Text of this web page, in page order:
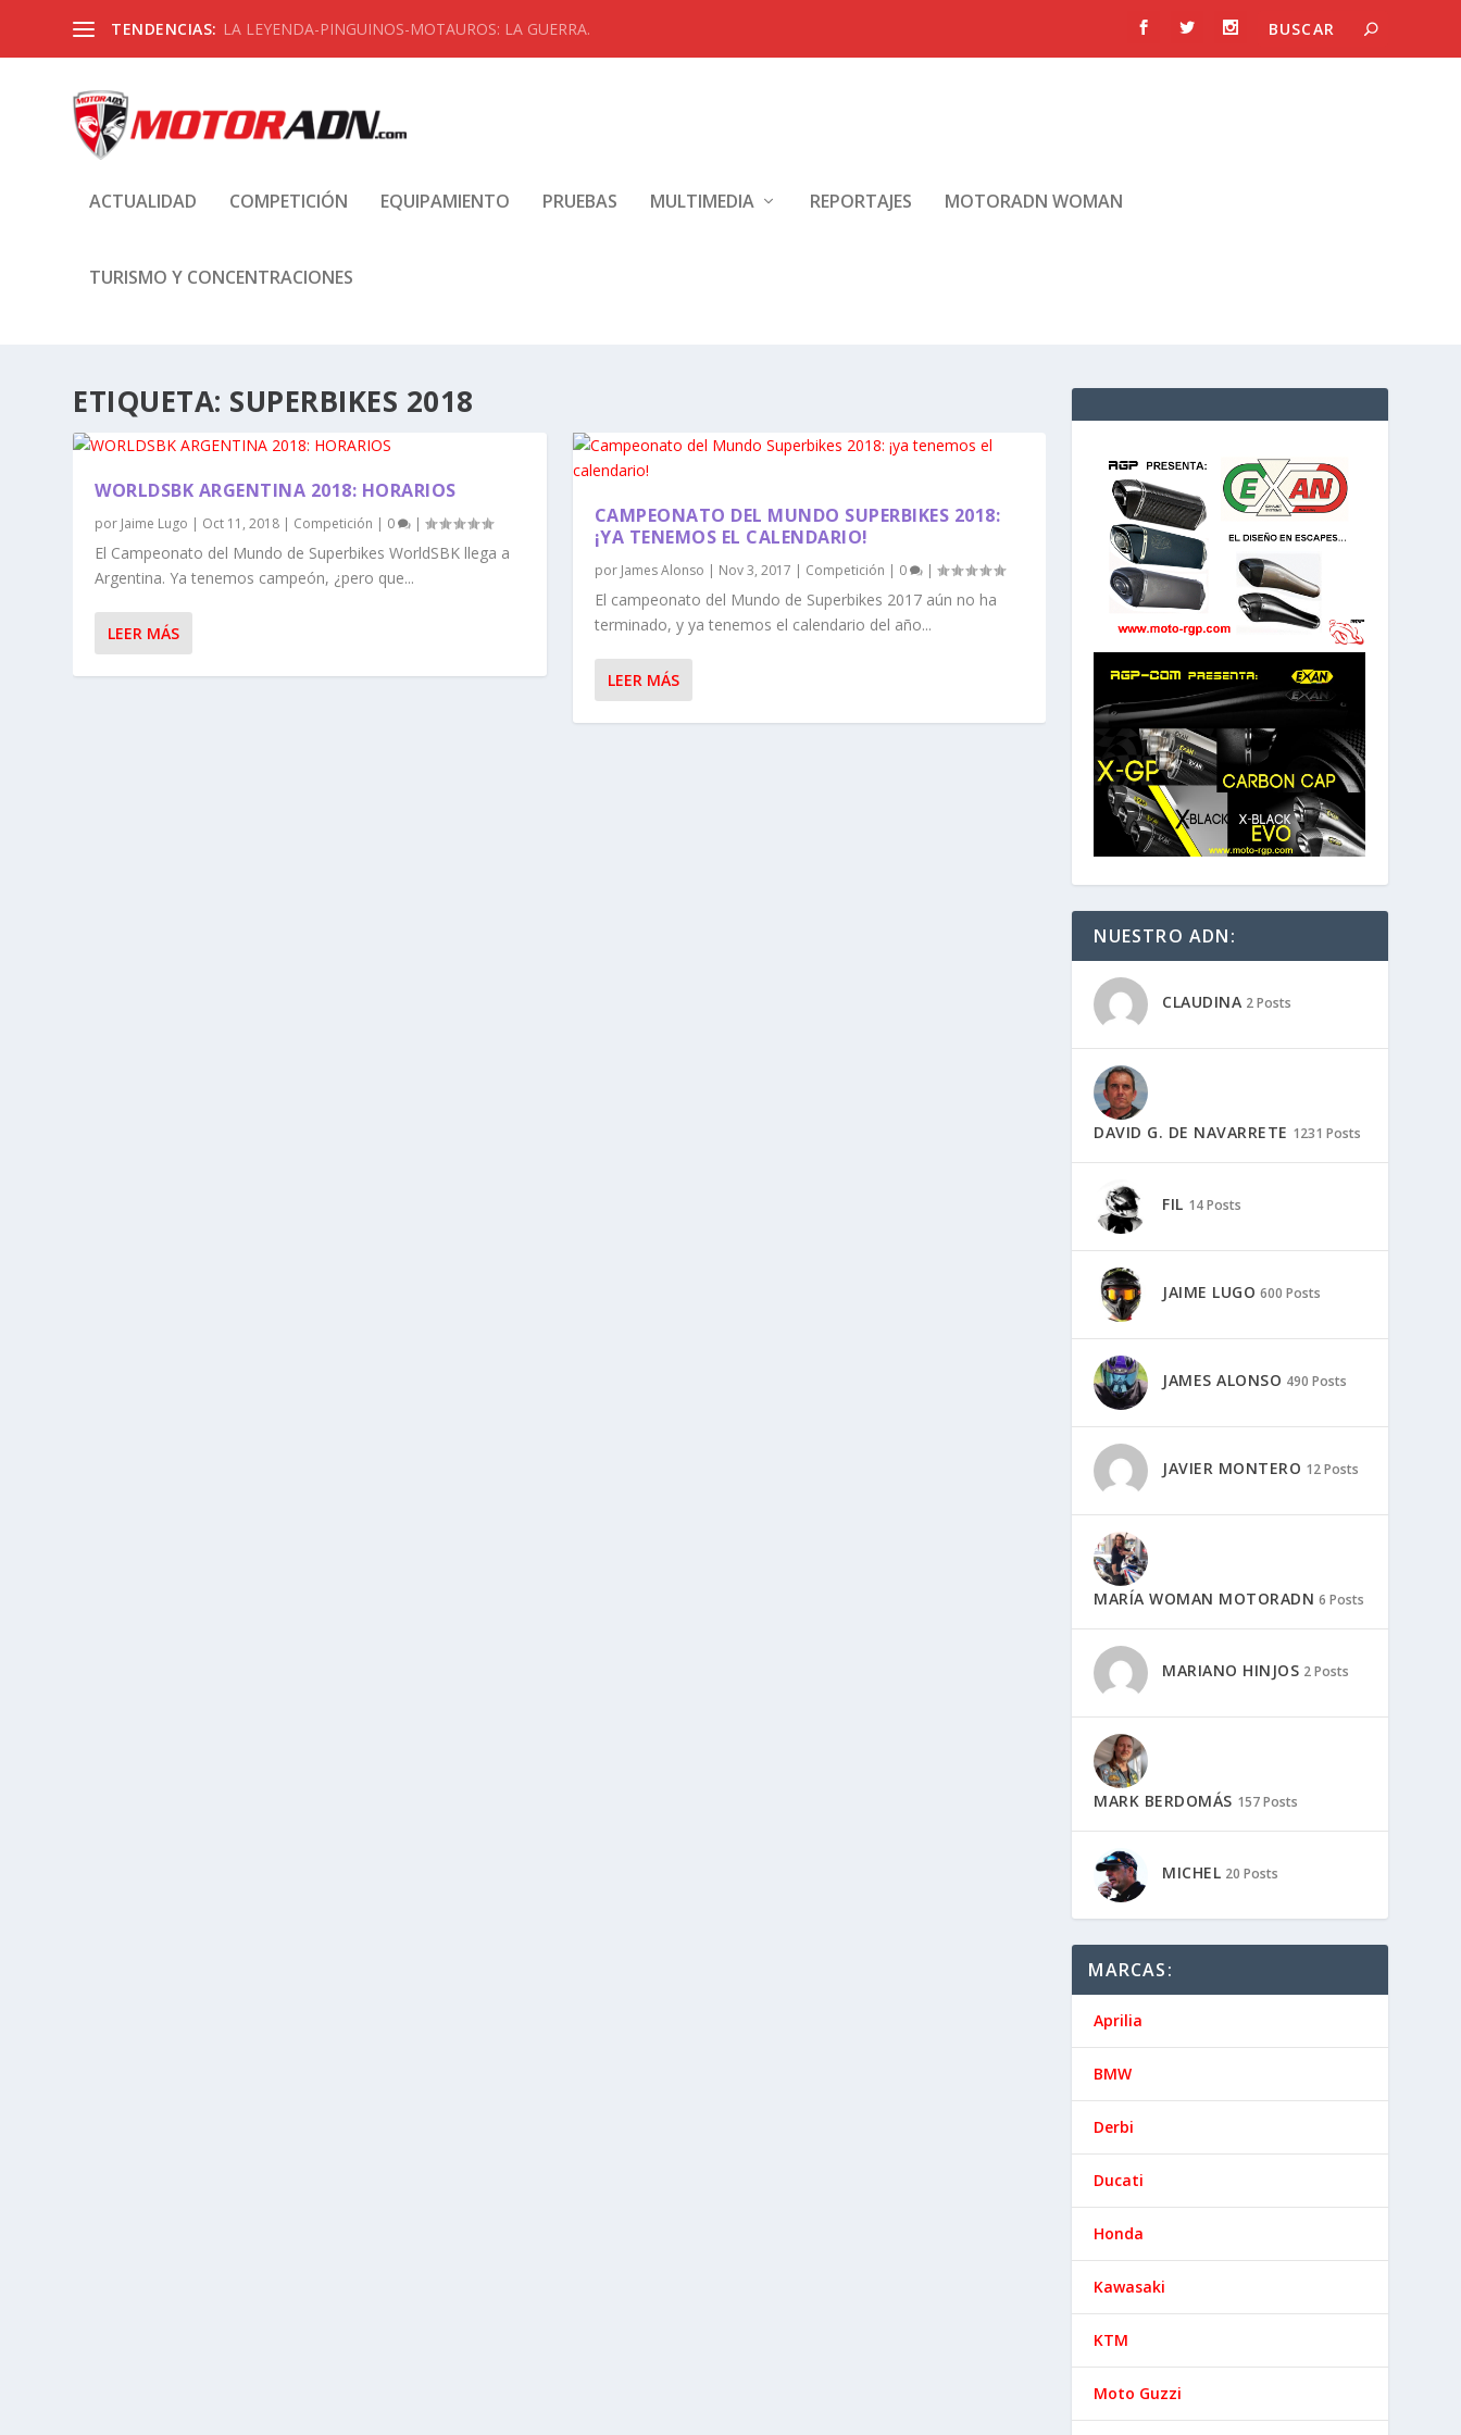
TENDENCIAS: LA LEYENDA-PINGUINOS-MOTAUROS: LA GUERRA.
ACTUALIDAD COMPETICIÓN EQUIPAMIENTO PRUEBAS MULTIMEDIA REPORTAJES MOTORADN WOMAN
TURISMO Y CONCENTRACIONES
ETIQUETA: SUPERBIKES 2018
WORLDSBK ARGENTINA 2018: HORARIOS
por Jaime Lugo | Oct 11, 2018 | Competición | 0 |
El Campeonato del Mundo de Superbikes WorldSBK llega a
Argentina. Ya tenemos campeón, ¿pero que...
LEER MÁS
CAMPEONATO DEL MUNDO SUPERBIKES 2018:
¡YA TENEMOS EL CALENDARIO!
por James Alonso | Nov 3, 2017 | Competición | 0 |
El campeonato del Mundo de Superbikes 2017 aún no ha
terminado, y ya tenemos el calendario del año...
LEER MÁS
NUESTRO ADN:
CLAUDINA 2 Posts
DAVID G. DE NAVARRETE 1231 Posts
FIL 14 Posts
JAIME LUGO 600 Posts
JAMES ALONSO 490 Posts
JAVIER MONTERO 12 Posts
MARÍA WOMAN MOTORADN 6 Posts
MARIANO HINJOS 2 Posts
MARK BERDOMÁS 157 Posts
MICHEL 20 Posts
MARCAS:
Aprilia
BMW
Derbi
Ducati
Honda
Kawasaki
KTM
Moto Guzzi